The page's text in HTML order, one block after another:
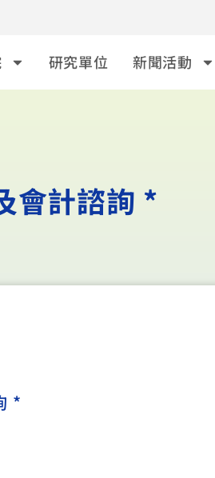
研究單位 新聞活動
會計諮詢 *
*